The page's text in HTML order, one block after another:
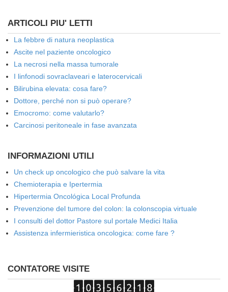
ARTICOLI PIU' LETTI
La febbre di natura neoplastica
Ascite nel paziente oncologico
La necrosi nella massa tumorale
I linfonodi sovraclaveari e laterocervicali
Bilirubina elevata: cosa fare?
Dottore, perché non si può operare?
Emocromo: come valutarlo?
Carcinosi peritoneale in fase avanzata
INFORMAZIONI UTILI
Un check up oncologico che può salvare la vita
Chemioterapia e Ipertermia
Hipertermia Oncológica Local Profunda
Prevenzione del tumore del colon: la colonscopia virtuale
I consulti del dottor Pastore sul portale Medici Italia
Assistenza infermieristica oncologica: come fare ?
CONTATORE VISITE